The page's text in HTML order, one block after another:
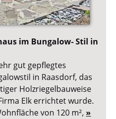
im Bungalow- Stil in
gut gepflegtes
in Raasdorf, das
Holzriegelbauweise
Elk errichtet wurde.
von 120 m², »